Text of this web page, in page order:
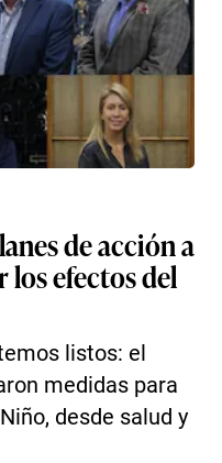
de acción a
los efectos del
listos: el
medidas para
desde salud y